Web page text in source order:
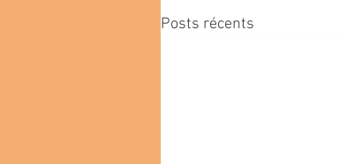
Posts récents